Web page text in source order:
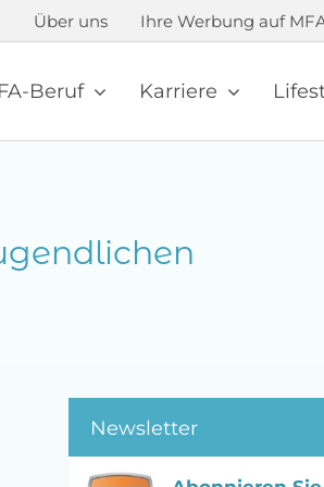
Über uns Ihre Werbung auf
Beruf Karriere
Newsletter